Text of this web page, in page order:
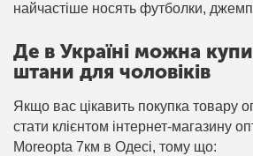
найчастіше носять футболки,
Де в Україні можна
штани для чоловіків
Якщо вас цікавить покупка товару
стати клієнтом інтернет-магазину
Moreopta 7км в Одесі, тому що: